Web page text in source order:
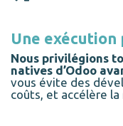
Une
Nous privilégions
natives d’Odoo
vous évite des
coûts, et accélère la